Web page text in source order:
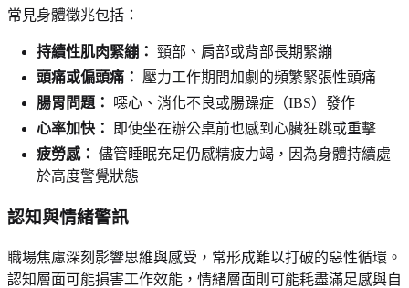
常見身體徵兆包括：
持續性肌肉緊繃： 頸部、肩部或背部長期緊繃
頭痛或偏頭痛：
壓力工作期間加劇的頻繁緊張性頭痛
腸胃問題：
噁心、消化不良或腸躁症（IBS）發作
心率加快：
即使坐在辦公桌前也感到心臟狂跳或重擊
疲勞感： 儘管睡眠充足仍感精疲力竭，因為身體持續處
於高度警覺狀態
認知與情緒警訊
職場焦慮深刻影響思維與感受，常形成難以打破的惡性循環。
認知層面可能損害工作效能，情緒層面則可能耗盡滿足感與自